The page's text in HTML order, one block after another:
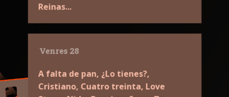
Reinas...
Venres 28
A falta de pan, ¿Lo tienes?,
Cristiano, Cuatro treinta, Love